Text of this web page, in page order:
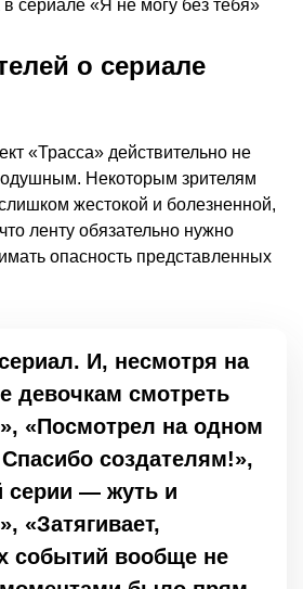
о сериале
«Трасса» действительно не
Некоторым зрителям
жестокой и болезненной,
ленту обязательно нужно
опасность представленных
И, несмотря на
девочкам смотреть
«Посмотрел на одном
создателям!»,
серии — жуть и
«Затягивает,
событий вообще не